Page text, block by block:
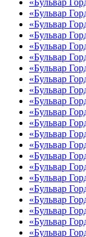
«Бульвар
«Бульвар
«Бульвар
«Бульвар
«Бульвар
«Бульвар
«Бульвар
«Бульвар
«Бульвар
«Бульвар
«Бульвар
«Бульвар
«Бульвар
«Бульвар
«Бульвар
«Бульвар
«Бульвар
«Бульвар
«Бульвар
«Бульвар
«Бульвар